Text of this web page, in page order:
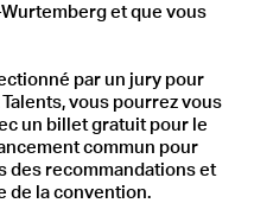
et que vous
par un jury pour
vous pourrez vous
un billet gratuit pour le
commun pour
des recommandations et
de la convention.